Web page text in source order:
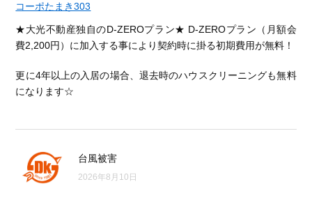
コーポたまき303
★大光不動産独自のD-ZEROプラン★ D-ZEROプラン（月額会
費2,200円）に加入する事により契約時に掛る初期費用が無料！
更に4年以上の入居の場合、退去時のハウスクリーニングも無料
になります☆
台風被害
2026年8月10日